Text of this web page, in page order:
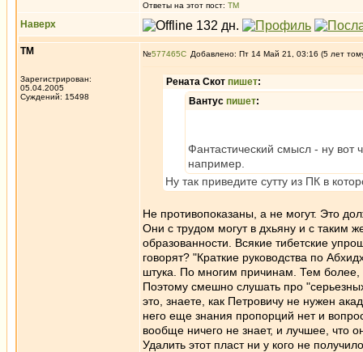
Ответы на этот пост: ТМ
Наверх
ТМ
Зарегистрирован:
05.04.2005
Суждений: 15498
№577465 Добавлено: Пт 14 Май 21, 03:16 (5 лет
Рената Скот пишет:
Вантус пишет:
Фантастический смысл - ну вот
например.
Ну так приведите сутту из ПК в
Не противопоказаны, а не могут. Это
Они с трудом могут в дхьяну и с таким
образованности. Всякие тибетские
говорят? "Краткие руководства по
штука. По многим причинам. Тем
Поэтому смешно слушать про
это, знаете, как Петровичу не нужен
него еще знания пропорций нет и
вообще ничего не знает, и лучшее, что
Удалить этот пласт ни у кого не